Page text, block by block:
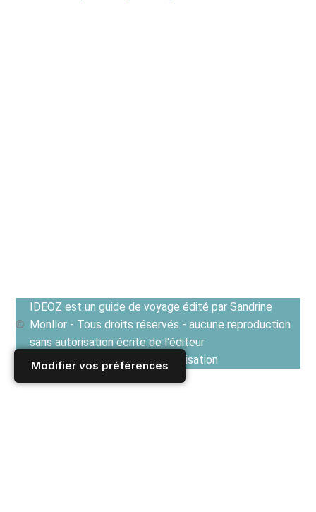
Modifier vos préférences
IDEOZ est un guide de voyage édité par Sandrine
Monllor - Tous droits réservés - aucune reproduction
sans autorisation écrite de l'éditeur
Voir les Conditions générales d'utilisation